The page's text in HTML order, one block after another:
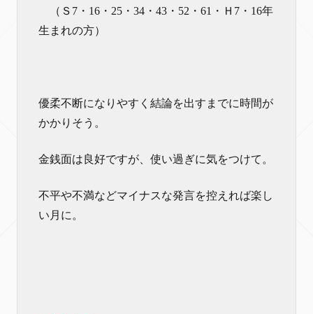
（Ｓ7・16・25・34・43・52・61・Ｈ7・16年
生まれの方）
優柔不断になりやすく結論を出すまでに時間が
かかりそう。
金銭面は良好ですが、使い過ぎに気をつけて。
不平や不満などマイナスな発言を控えれば楽し
い月に。